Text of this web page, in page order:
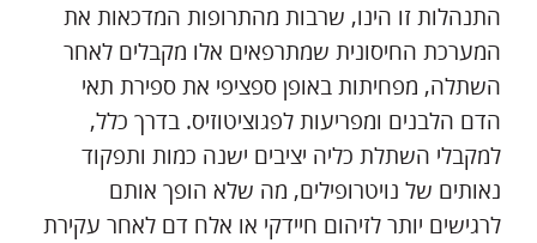
התנהלות זו הינו, שרבות מהתרופות המדכאות את
המערכת החיסונית שמתרפאים אלו מקבלים לאחר
השתלה, מפחיתות באופן ספציפי את ספירת תאי
הדם הלבנים ומפריעות לפגוציטוזיס. בדרך כלל,
למקבלי השתלת כליה יציבים ישנה כמות ותפקוד
נאותים של נויטרופילים, מה שלא הופך אותם
לרגישים יותר לזיהום חיידקי או אלח דם לאחר עקירת